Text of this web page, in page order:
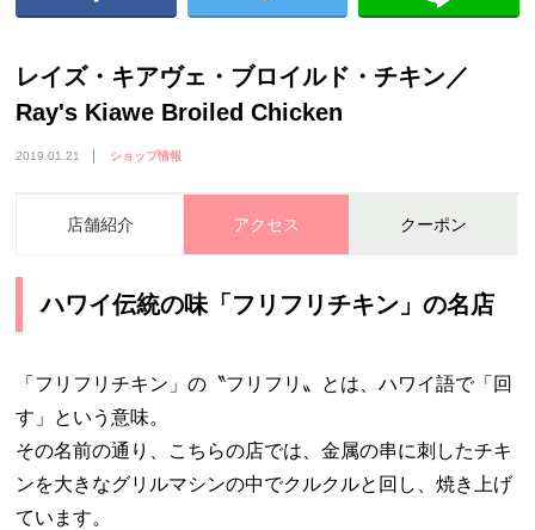
レイズ・キアヴェ・ブロイルド・チキン／
Ray's Kiawe Broiled Chicken
2019.01.21 ショップ情報
店舗紹介 アクセス クーポン
ハワイ伝統の味「フリフリチキン」の名店
「フリフリチキン」の〝フリフリ〟とは、ハワイ語で「回
す」という意味。
その名前の通り、こちらの店では、金属の串に刺したチキ
ンを大きなグリルマシンの中でクルクルと回し、焼き上げ
ています。